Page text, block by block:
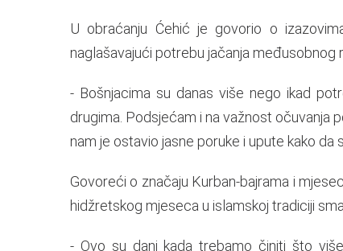
U obraćanju Ćehić je govorio o
naglašavajući potrebu jačanja međusobnog
- Bošnjacima su danas više nego ikad
drugima. Podsjećam i na važnost očuvanja
nam je ostavio jasne poruke i upute kako
Govoreći o značaju Kurban-bajrama i
hidžretskog mjeseca u islamskoj tradiciji
- Ovo su dani kada trebamo činiti što